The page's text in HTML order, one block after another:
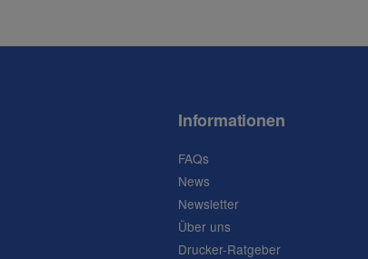
Informationen
FAQs
News
Newsletter
Über uns
Drucker-Ratgeber